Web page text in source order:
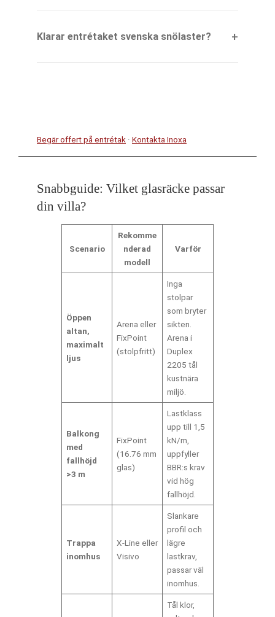
Klarar entrétaket svenska snölaster?
Begär offert på entrétak · Kontakta Inoxa
Snabbguide: Vilket glasräcke passar
din villa?
Scenario
Rekomme
nderad
modell
Varför
Öppen
altan,
maximalt
ljus
Arena eller
FixPoint
(stolpfritt)
Inga
stolpar
som bryter
sikten.
Arena i
Duplex
2205 tål
kustnära
miljö.
Balkong
med
fallhöjd
>3 m
FixPoint
(16.76 mm
glas)
Lastklass
upp till 1,5
kN/m,
uppfyller
BBR:s krav
vid hög
fallhöjd.
Trappa
inomhus
X-Line eller
Visivo
Slankare
profil och
lägre
lastkrav,
passar väl
inomhus.
Tål klor,